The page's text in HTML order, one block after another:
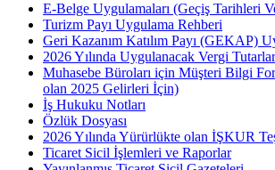
E-Belge Uygulamaları (Geçiş Tarihleri
Turizm Payı Uygulama Rehberi
Geri Kazanım Katılım Payı (GEKAP)
2026 Yılında Uygulanacak Vergi
Muhasebe Büroları için Müşteri Bilgi
olan 2025 Gelirleri İçin)
İş Hukuku Notları
Özlük Dosyası
2026 Yılında Yürürlükte olan İŞKUR
Ticaret Sicil İşlemleri ve Raporlar